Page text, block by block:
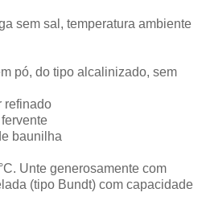
sem sal, temperatura ambiente
pó, do tipo alcalinizado, sem
refinado
baunilha
Unte generosamente com
(tipo Bundt) com capacidade